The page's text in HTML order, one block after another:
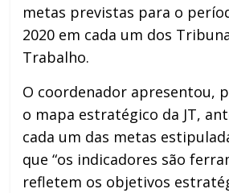
metas previstas para o
2020 em cada um dos
Trabalho.
O coordenador apresentou,
o mapa estratégico da JT,
cada um das metas
que “os indicadores são
refletem os objetivos